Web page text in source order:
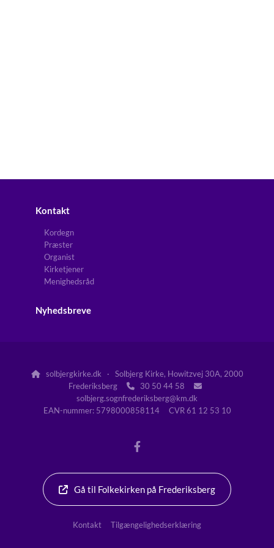
Kontakt
Kordegn
Præster
Organist
Kirketjener
Menighedsråd
Nyhedsbreve
solbjergkirke.dk · Solbjerg Kirke, Howitzvej 30A, 2000
Frederiksberg
 30 50 44 58 
solbjerg.sognfrederiksberg@km.dk
EAN-nummer: 5798000858114 CVR 61 12 53 10
Gå til Folkekirken på Frederiksberg
Kontakt Tilgængelighedserklæring